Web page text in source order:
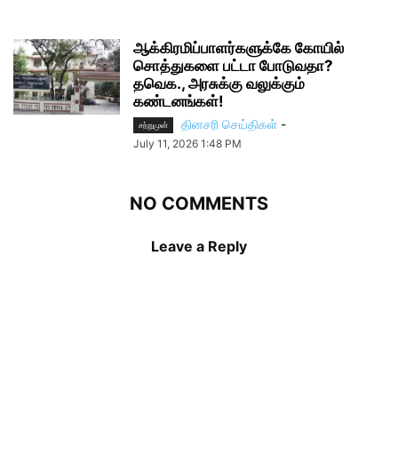
ஆக்கிரமிப்பாளர்களுக்கே கோயில்
சொத்துகளை பட்டா போடுவதா?
தவெக., அரசுக்கு வலுக்கும்
கண்டனங்கள்!
சற்றுமுன் தினசரி செய்திகள் -
July 11, 2026 1:48 PM
NO COMMENTS
Leave a Reply